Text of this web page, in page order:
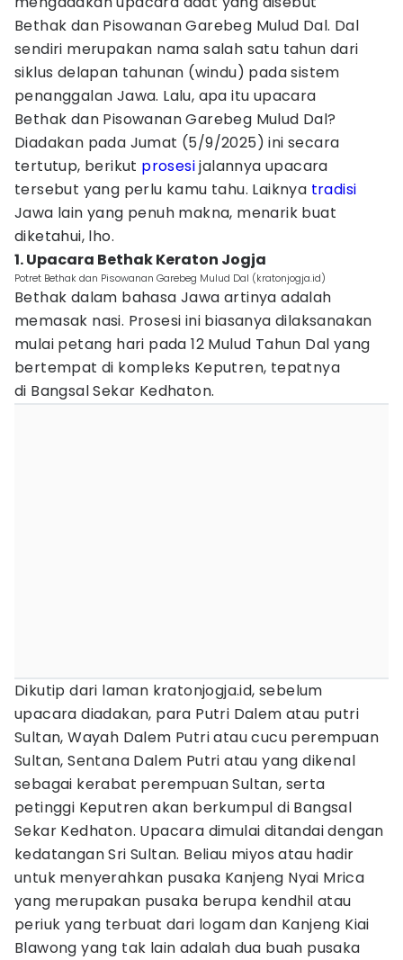
Bethak dan Pisowanan Garebeg Mulud Dal. Dal
sendiri merupakan nama salah satu tahun dari
siklus delapan tahunan (windu) pada sistem
penanggalan Jawa. Lalu, apa itu upacara
Bethak dan Pisowanan Garebeg Mulud Dal?
Diadakan pada Jumat (5/9/2025) ini secara
tertutup, berikut prosesijalannya upacara
tersebut yang perlu kamu tahu. Laiknya tradisi
Jawa lain yang penuh makna, menarik buat
diketahui, lho.
1. Upacara Bethak Keraton Jogja
Potret Bethak dan Pisowanan Garebeg Mulud Dal (kratonjogja.id)
Bethak dalam bahasa Jawa artinya adalah
memasak nasi. Prosesi ini biasanya dilaksanakan
mulai petang hari pada 12 Mulud Tahun Dal yang
bertempat di kompleks Keputren, tepatnya
di Bangsal Sekar Kedhaton.
Dikutip dari laman kratonjogja.id, sebelum
upacara diadakan, para Putri Dalem atau putri
Sultan, Wayah Dalem Putri atau cucu perempuan
Sultan, Sentana Dalem Putri atau yang dikenal
sebagai kerabat perempuan Sultan, serta
petinggi Keputren akan berkumpul di Bangsal
Sekar Kedhaton. Upacara dimulai ditandai dengan
kedatangan Sri Sultan. Beliau miyos atau hadir
untuk menyerahkan pusaka Kanjeng Nyai Mrica
yang merupakan pusaka berupa kendhil atau
periuk yang terbuat dari logam dan Kanjeng Kiai
Blawong yang tak lain adalah dua buah pusaka